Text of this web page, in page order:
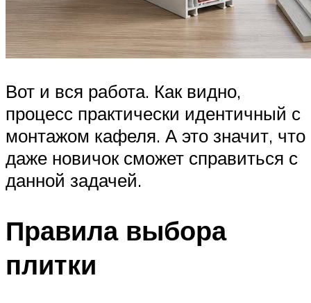
Вот и вся работа. Как видно,
процесс практически идентичный с
монтажом кафеля. А это значит, что
даже новичок сможет справиться с
данной задачей.
Правила выбора
плитки